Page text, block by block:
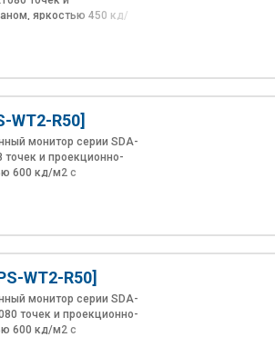
яркостью 450 кд/
поддержкой
толщиной 10мм.
в комплекте с
WT2-R50]
монитор серии SDA-
точек и проекционно-
600 кд/м2 c
склейкой(Optical
WT2-R50]
монитор серии SDA-
точек и проекционно-
600 кд/м2 c